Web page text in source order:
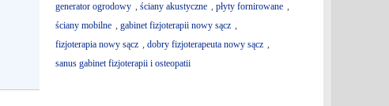
generator ogrodowy , ściany akustyczne , płyty fornirowane ,
ściany mobilne , gabinet fizjoterapii nowy sącz ,
fizjoterapia nowy sącz , dobry fizjoterapeuta nowy sącz ,
sanus gabinet fizjoterapii i osteopatii